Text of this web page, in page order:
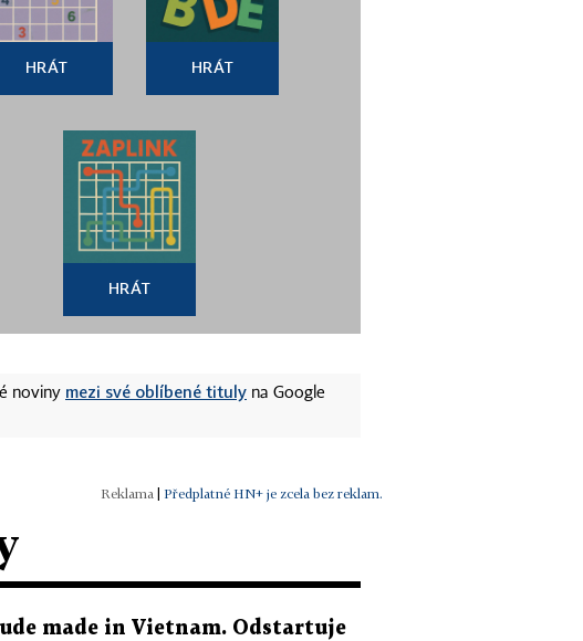
HRÁT HRÁT
HRÁT
noviny mezi své oblíbené tituly na Google
| Předplatné HN+ je zcela bez reklam.
made in Vietnam. Odstartuje